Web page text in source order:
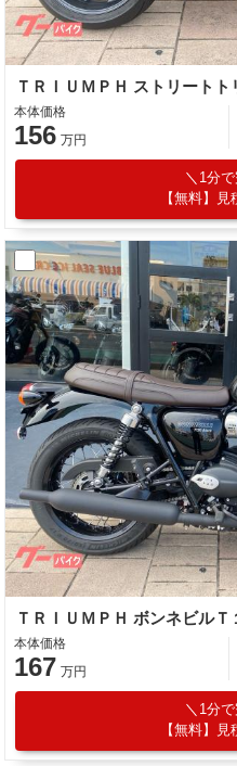
ＴＲＩＵＭＰＨ ストリートト
本体価格
156 万円
1分で
【無料】
ＴＲＩＵＭＰＨ ボンネビルＴ
本体価格
167 万円
1分で
【無料】